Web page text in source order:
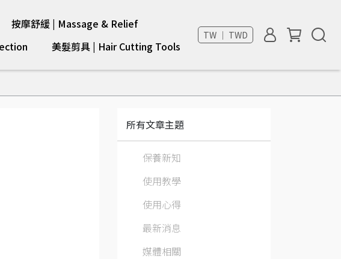
按摩舒緩 | Massage & Relief
美髮剪具 | Hair Cutting Tools
TW ｜ TWD
所有文章主題
保養新知
使用教學
使用心得
最新消息
媒體相關